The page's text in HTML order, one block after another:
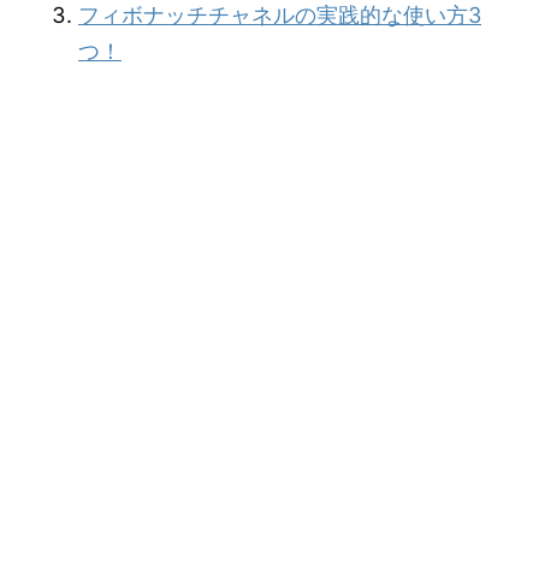
フィボナッチチャネルの実践的な使い方3
つ！